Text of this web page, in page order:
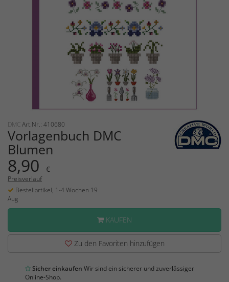
DMCArt.Nr.: 410680
Vorlagenbuch DMC
Blumen
8,90 €
Preisverlauf
Bestellartikel, 1-4 Wochen 19
Aug
KAUFEN
Zu den Favoriten hinzufügen
Sicher einkaufen Wir sind ein sicherer und zuverlässiger
Online-Shop.